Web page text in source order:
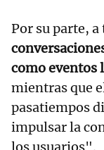
Por su parte, a
como eventos
mientras que
pasatiempos
impulsar la